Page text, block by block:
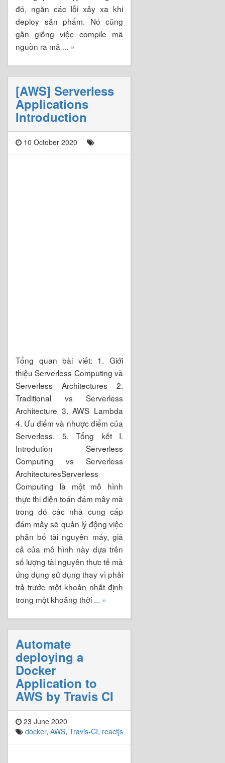
đó, ngăn các lỗi xảy xa khi
deploy sản phẩm. Nó cũng
gần giống việc compile mã
nguồn ra mã ... »
[AWS] Serverless
Applications
Introduction
10 October 2020
Tổng quan bài viết: 1. Giới
thiệu Serverless Computing và
Serverless Architectures 2.
Traditional vs Serverless
Architecture 3. AWS Lambda
4. Ưu điểm và nhược điểm của
Serverless. 5. Tổng kết I.
Introdution Serverless
Computing vs Serverless
ArchitecturesServerless
Computing là một mô hình
thực thi điện toán đám mây mà
trong đó các nhà cung cấp
đám mây sẽ quản lý động việc
phân bổ tài nguyên máy, giá
cả của mô hình này dựa trên
số lượng tài nguyên thực tế mà
ứng dụng sử dụng thay vì phải
trả trước một khoản nhất định
trong một khoảng thời ... »
Automate
deploying a
Docker
Application to
AWS by Travis CI
23 June 2020
docker, AWS, Travis-CI, reactjs